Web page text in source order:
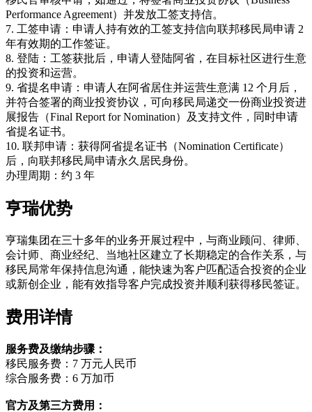
Performance Agreement）并发放工签支持信。
7. 工签申请：申请人持有效的工签支持信向联邦移民局申请 2
年有效期的工作签证。
8. 登陆：工签获批后，申请人登陆阿省，在目标社区进行生意
的投资和运营。
9. 省提名申请：申请人在阿省居住并运营生意满 12 个月后，
并符合签署的商业投资协议，可向移民局递交一份商业投资进
展报告（Final Report for Nomination）及支持文件，同时申请
省提名证书。
10. 联邦申请：获得阿省提名证书（Nomination Certificate）
后，向联邦移民局申请永久居民身份。
办理周期：约 3 年
亨瑞优势
亨瑞集团在三十多年的业务开展过程中，与商业顾问、律师、
会计师、商业经纪、当地社区建立了长期稳定的合作关系，与
移民局常年保持信息沟通，能快速为客户匹配适合投资的企业
或新创企业，能有效指导客户完成投资并顺利获得移民签证。
费用详情
服务费及缴纳步骤：
移民服务费：7 万元人民币
综合服务费：6 万加币
官方及第三方费用：